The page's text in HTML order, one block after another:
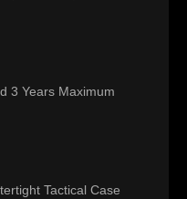
3 Years Maximum
Tactical Case